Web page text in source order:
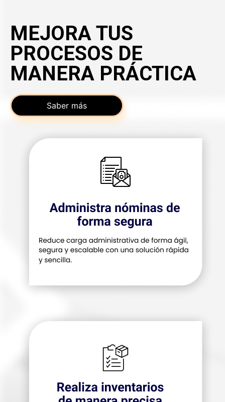
MEJORA TUS
PROCESOS DE
MANERA PRÁCTICA
Saber más